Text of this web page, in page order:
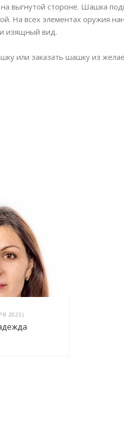
выгнутой стороне. Шашка
На всех элементах оружия
изящный вид.
или заказать шашку из
2025)